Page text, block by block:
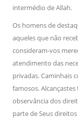
intermédio de Allah.
Os homens de
aqueles que não
consideram-vos
atendimento das
privadas. Caminhais
famosos.
observância dos
parte de Seus